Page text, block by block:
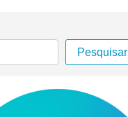
Pesquisar